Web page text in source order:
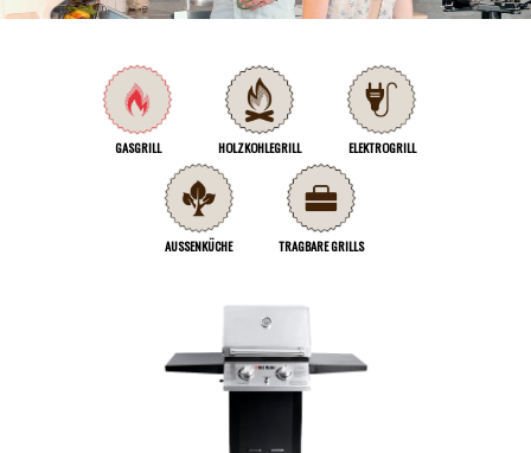
GASGRILL HOLZKOHLEGRILL ELEKTROGRILL
AUSSENKÜCHE TRAGBARE GRILLS